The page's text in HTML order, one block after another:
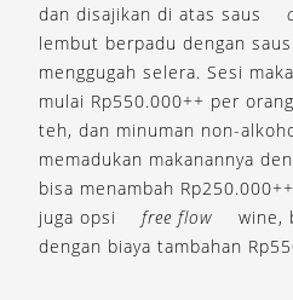
dan disajikan di atas saus
lembut berpadu dengan
menggugah selera. Sesi
mulai Rp550.000++ per
teh, dan minuman non-
memadukan makanannya
bisa menambah
juga opsi
free flow
wine,
dengan biaya tambahan